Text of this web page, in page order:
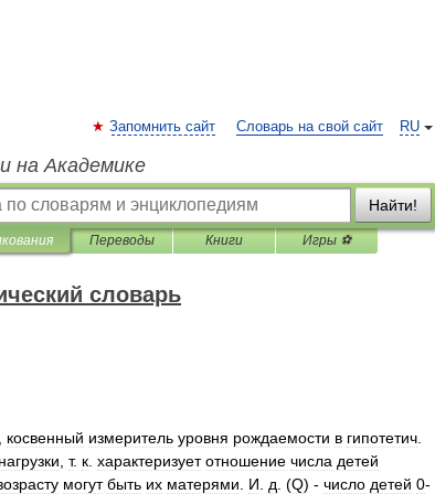
RU
Запомнить сайт Словарь на свой сайт
на Академике
Найти!
Переводы Книги Игры ⚽
словарь
косвенный измеритель уровня рождаемости в гипотетич
нагрузки т. к характеризует отношение числа детей
могут быть их матерями И д . (Q) - число детей 0-